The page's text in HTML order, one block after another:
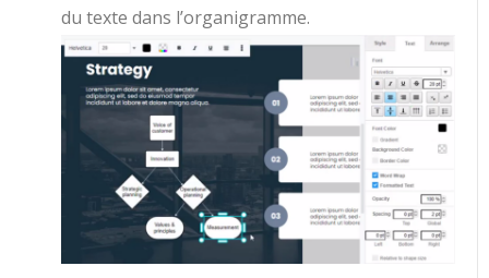
du texte dans l’organigramme.